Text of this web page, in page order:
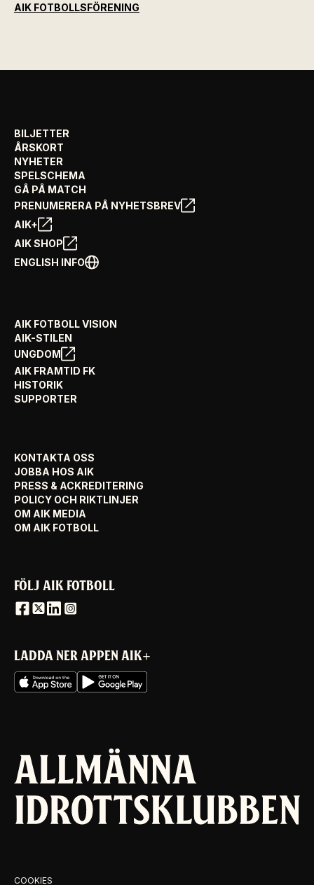
AIK FOTBOLLSFÖRENING
BILJETTER
ÅRSKORT
NYHETER
SPELSCHEMA
GÅ PÅ MATCH
PRENUMERERA PÅ NYHETSBREV
AIK+
AIK SHOP
ENGLISH INFO
AIK FOTBOLL VISION
AIK-STILEN
UNGDOM
AIK FRAMTID FK
HISTORIK
SUPPORTER
KONTAKTA OSS
JOBBA HOS AIK
PRESS & ACKREDITERING
POLICY OCH RIKTLINJER
OM AIK MEDIA
OM AIK FOTBOLL
FÖLJ AIK FOTBOLL
LADDA NER APPEN AIK+
COOKIES